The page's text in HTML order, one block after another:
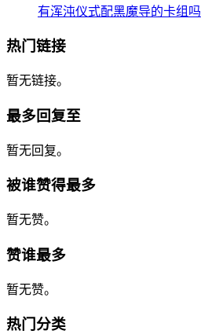
有浑沌仪式配黑魔导的卡组吗
热门链接
暂无链接。
最多回复至
暂无回复。
被谁赞得最多
暂无赞。
赞谁最多
暂无赞。
热门分类